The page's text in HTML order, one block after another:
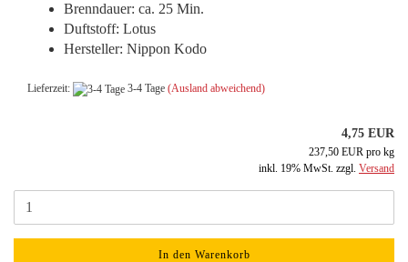
Brenndauer: ca. 25 Min.
Duftstoff: Lotus
Hersteller: Nippon Kodo
Lieferzeit: 3-4 Tage (Ausland abweichend)
4,75 EUR
237,50 EUR pro kg
inkl. 19% MwSt. zzgl. Versand
In den Warenkorb